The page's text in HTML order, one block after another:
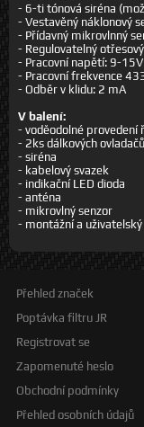
- 6-ti tónová siréna
- Vestavěný náklonový
- Přídavný mikrovlnný
- Regulovatelný
- Pracovní napětí: 9-15V
- Pracovní frekvence
- Odběr v klidu: 2 mA
V balení:
- voděodolné provedení
- 2ks dálkových ovladačů
- siréna
- kabelový svazek
- indikační LED dioda
- anténa
- mikrovlný senzor
- montážní a uživatelský
Přehled značek
Poptávka filtru JR
Registrovat se
Zapomenuté heslo
Obchodní podmínky
Přehled osobních údajů